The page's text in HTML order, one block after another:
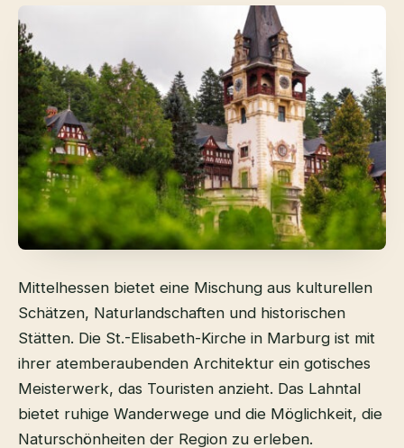
Mittelhessen bietet eine Mischung aus kulturellen
Schätzen, Naturlandschaften und historischen
Stätten. Die St.-Elisabeth-Kirche in Marburg ist mit
ihrer atemberaubenden Architektur ein gotisches
Meisterwerk, das Touristen anzieht. Das Lahntal
bietet ruhige Wanderwege und die Möglichkeit, die
Naturschönheiten der Region zu erleben.